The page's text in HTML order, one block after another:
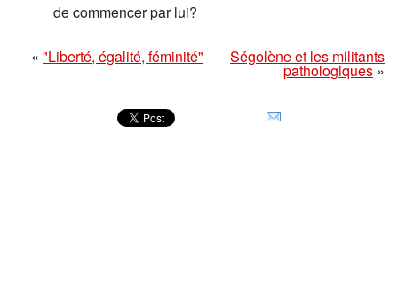
de commencer par lui?
« "Liberté, égalité, féminité" Ségolène et les militants
pathologiques»